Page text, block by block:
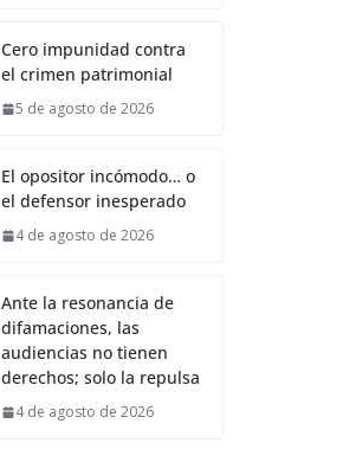
Cero impunidad contra
el crimen patrimonial
5 de agosto de 2026
El opositor incómodo… o
el defensor inesperado
4 de agosto de 2026
Ante la resonancia de
difamaciones, las
audiencias no tienen
derechos; solo la repulsa
4 de agosto de 2026